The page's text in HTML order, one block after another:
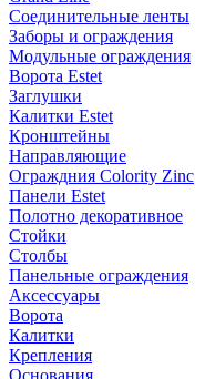
Соединительные ленты
Заборы и ограждения
Модульные ограждения
Ворота Estet
Заглушки
Калитки Estet
Кронштейны
Направляющие
Ограждния Colority Zinc
Панели Estet
Полотно декоративное
Стойки
Столбы
Панельные ограждения
Аксессуары
Ворота
Калитки
Крепления
Основания